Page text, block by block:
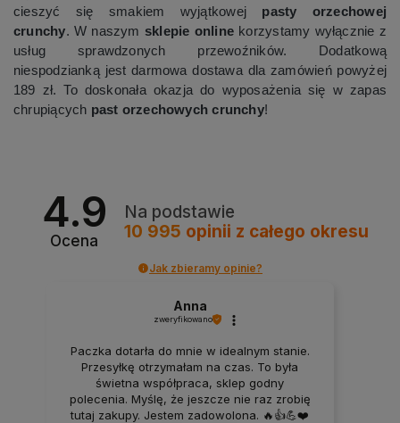
cieszyć się smakiem wyjątkowej pasty orzechowej
crunchy. W naszym sklepie onlinekorzystamy wyłącznie z
usług sprawdzonych przewoźników. Dodatkową
niespodzianką jest darmowa dostawa dla zamówień powyżej
189 zł. To doskonała okazja do wyposażenia się w zapas
chrupiących past orzechowych crunchy!
4.9
Ocena
Na podstawie
10 995 opinii z całego okresu
Jak zbieramy opinie?
Anna
zweryfikowano
Paczka dotarła do mnie w idealnym stanie.
Przesyłkę otrzymałam na czas. To była
świetna współpraca, sklep godny
polecenia. Myślę, że jeszcze nie raz zrobię
tutaj zakupy. Jestem zadowolona. 🔥👍️💪❤️